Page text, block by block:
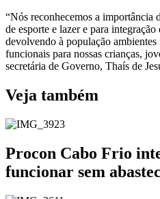
“Nós reconhecemos a importância
de esporte e lazer e para
devolvendo à população
funcionais para nossas crianças,
secretária de Governo, Thaís de
Veja também
Procon Cabo Frio
funcionar sem